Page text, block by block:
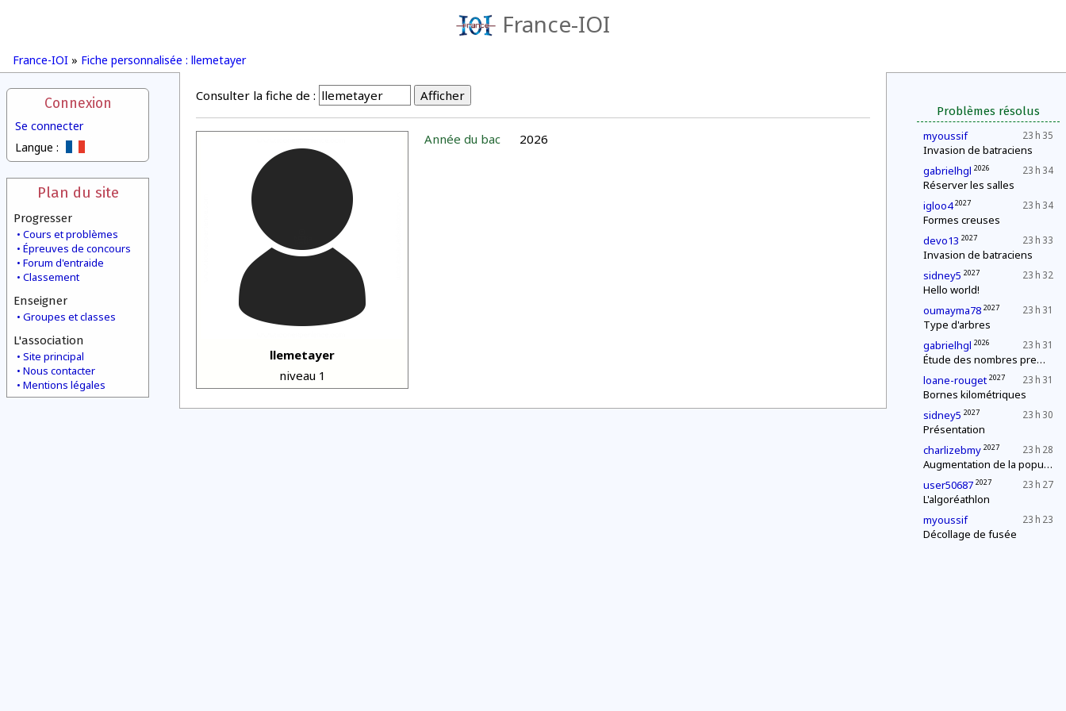
France-IOI
France-IOI » Fiche personnalisée : llemetayer
Connexion
Se connecter
Langue :
Plan du site
Progresser
Cours et problèmes
Épreuves de concours
Forum d'entraide
Classement
Enseigner
Groupes et classes
L'association
Site principal
Nous contacter
Mentions légales
Problèmes résolus
23 h 35
myoussif
Invasion de batraciens
23 h 34
gabrielhgl 2026
Réserver les salles
23 h 34
igloo4 2027
Formes creuses
23 h 33
devo13 2027
Invasion de batraciens
23 h 32
sidney5 2027
Hello world!
23 h 31
oumayma78 2027
Type d'arbres
23 h 31
gabrielhgl 2026
Étude des nombres premiers
23 h 31
loane-rouget 2027
Bornes kilométriques
23 h 30
sidney5 2027
Présentation
23 h 28
charlizebmy 2027
Augmentation de la population
23 h 27
user50687 2027
L'algoréathlon
23 h 23
myoussif
Décollage de fusée
Consulter la fiche de :
llemetayer
niveau 1
Année du bac 2026